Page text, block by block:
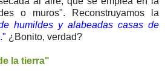
o muros". Reconstruyamos la
humildes y alabeadas casas de
." ¿Bonito, verdad?
la tierra"